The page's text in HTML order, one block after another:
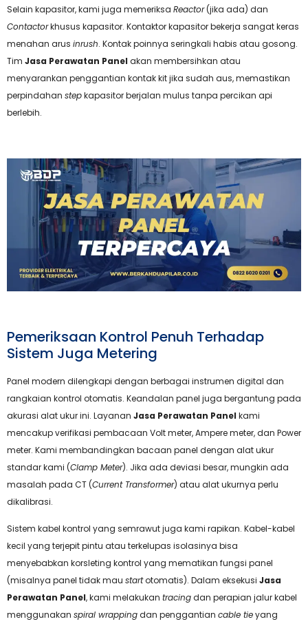
Selain kapasitor, kami juga memeriksa Reactor(jika ada) dan
Contactorkhusus kapasitor. Kontaktor kapasitor bekerja sangat keras
menahan arus inrush. Kontak poinnya seringkali habis atau gosong.
Tim Jasa Perawatan Panel akan membersihkan atau
menyarankan penggantian kontak kit jika sudah aus, memastikan
perpindahan stepkapasitor berjalan mulus tanpa percikan api
berlebih.
Pemeriksaan Kontrol Penuh Terhadap
Sistem Juga Metering
Panel modern dilengkapi dengan berbagai instrumen digital dan
rangkaian kontrol otomatis. Keandalan panel juga bergantung pada
akurasi alat ukur ini. Layanan Jasa Perawatan Panel kami
mencakup verifikasi pembacaan Volt meter, Ampere meter, dan Power
meter. Kami membandingkan bacaan panel dengan alat ukur
standar kami (Clamp Meter). Jika ada deviasi besar, mungkin ada
masalah pada CT (Current Transformer) atau alat ukurnya perlu
dikalibrasi.
Sistem kabel kontrol yang semrawut juga kami rapikan. Kabel-kabel
kecil yang terjepit pintu atau terkelupas isolasinya bisa
menyebabkan korsleting kontrol yang mematikan fungsi panel
(misalnya panel tidak mau startotomatis). Dalam eksekusi Jasa
Perawatan Panel, kami melakukan tracingdan perapian jalur kabel
menggunakan spiral wrappingdan penggantian cable tieyang